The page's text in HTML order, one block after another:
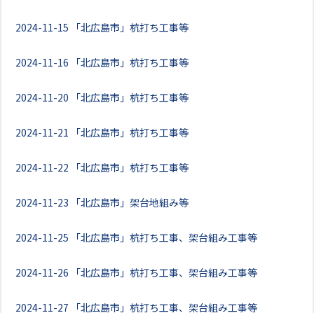
2024-11-15 「北広島市」杭打ち工事等
2024-11-16 「北広島市」杭打ち工事等
2024-11-20 「北広島市」杭打ち工事等
2024-11-21 「北広島市」杭打ち工事等
2024-11-22 「北広島市」杭打ち工事等
2024-11-23 「北広島市」架台地組み等
2024-11-25 「北広島市」杭打ち工事、架台組み工事等
2024-11-26 「北広島市」杭打ち工事、架台組み工事等
2024-11-27 「北広島市」杭打ち工事、架台組み工事等